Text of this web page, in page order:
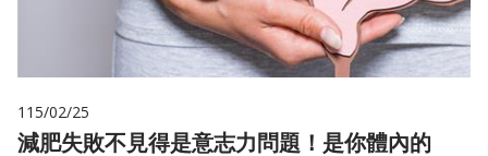
115/02/25
減肥失敗不見得是意志力問題！是你體內的